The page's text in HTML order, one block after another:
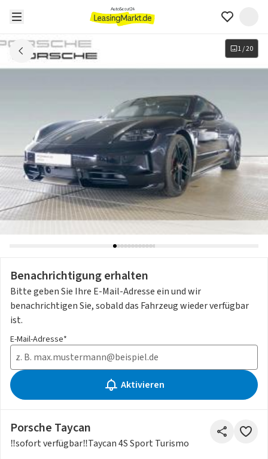
1/20
Benachrichtigung erhalten
Bitte geben Sie Ihre E-Mail-Adresse ein und wir
benachrichtigen Sie, sobald das Fahrzeug wieder verfügbar
ist.
E-Mail-Adresse*
Aktivieren
Porsche Taycan
‼️sofort verfügbar‼️Taycan 4S Sport Turismo